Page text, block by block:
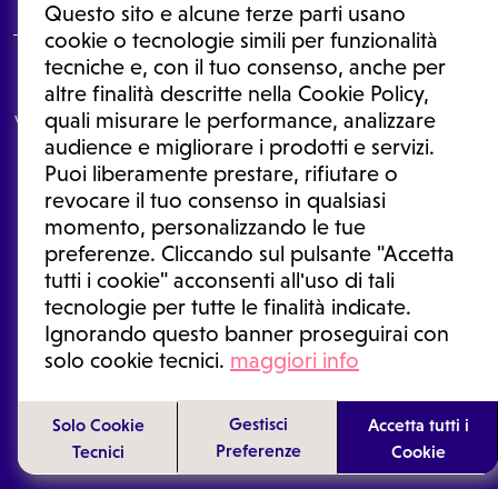
Questo sito e alcune terze parti usano
cookie o tecnologie simili per funzionalità
tecniche e, con il tuo consenso, anche per
altre finalità descritte nella Cookie Policy,
quali misurare le performance, analizzare
audience e migliorare i prodotti e servizi.
Puoi liberamente prestare, rifiutare o
revocare il tuo consenso in qualsiasi
momento, personalizzando le tue
preferenze. Cliccando sul pulsante "Accetta
tutti i cookie" acconsenti all'uso di tali
tecnologie per tutte le finalità indicate.
Ignorando questo banner proseguirai con
solo cookie tecnici. maggiori info
Solo Cookie
Tecnici
Gestisci
Preferenze
Accetta tutti i
Cookie
Le informazioni proposte in questo sito non sono un consulto medico.
In nessun caso, queste informazioni sostituiscono un consulto, una
visita o una diagnosi formulata dal medico. Non si devono considerare
le informazioni disponibili come suggerimenti per la formulazione di
una diagnosi, la determinazione di un trattamento o l'assunzione o
sospensione di un farmaco senza prima consultare un medico di
medicina generale o uno specialista.
Condizioni di utilizzo|Privacy Policy |Gestione cookie
Ⓒ 2025 | Tutti i diritti riservati.